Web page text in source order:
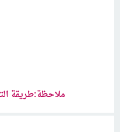
ملاحظة:طريقة